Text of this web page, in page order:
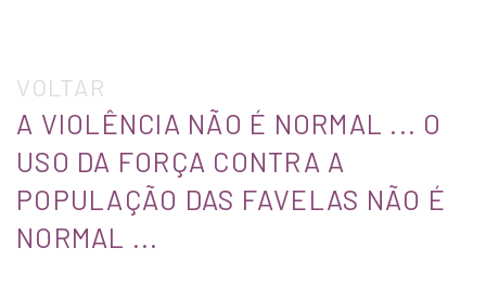
VOLTAR
A VIOLÊNCIA NÃO É NORMAL ... O
USO DA FORÇA CONTRA A
POPULAÇÃO DAS FAVELAS NÃO É
NORMAL ...